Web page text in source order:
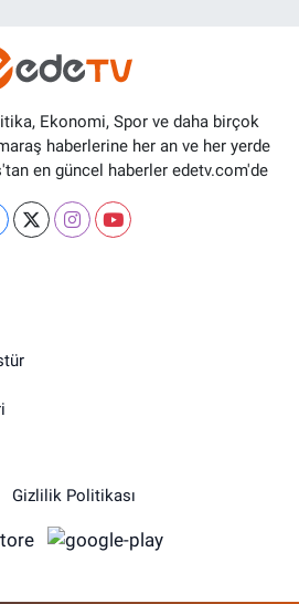
Ekonomi, Spor ve daha birçok
haberlerine her an ve her yerde
en güncel haberler edetv.com'de
Gizlilik Politikası